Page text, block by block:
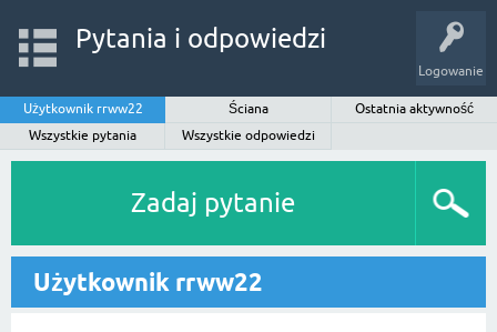
Logowanie
Pytania i odpowiedzi
Użytkownik rrww22 Ściana
Ostatnia aktywność
Wszystkie pytania
Wszystkie odpowiedzi
Zadaj pytanie
Użytkownik rrww22